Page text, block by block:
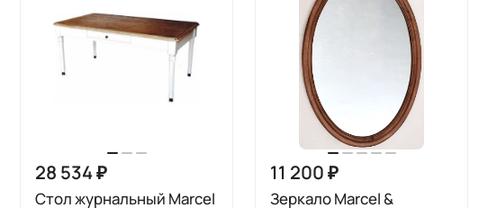
28 534 ₽
Стол журнальный Marcel
11 200 ₽
Зеркало Marcel &